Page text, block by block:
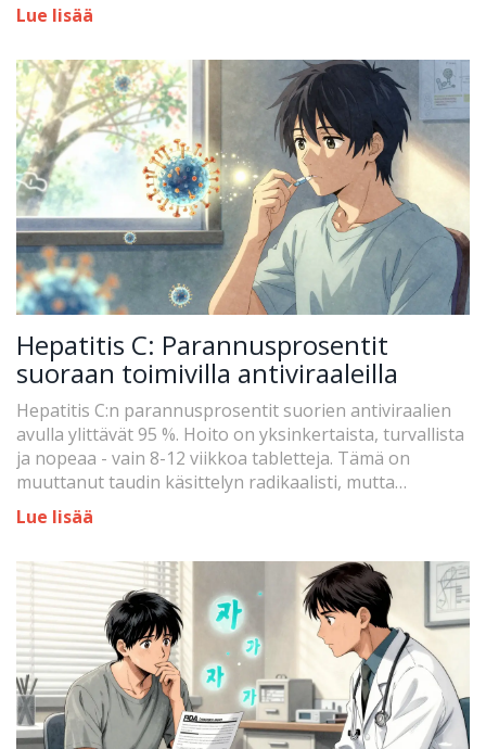
Lue lisää
Hepatitis C: Parannusprosentit
suoraan toimivilla antiviraaleilla
Hepatitis C:n parannusprosentit suorien antiviraalien
avulla ylittävät 95 %. Hoito on yksinkertaista, turvallista
ja nopeaa - vain 8-12 viikkoa tabletteja. Tämä on
muuttanut taudin käsittelyn radikaalisti, mutta
saavutettavuus on edelleen ongelma.
Lue lisää